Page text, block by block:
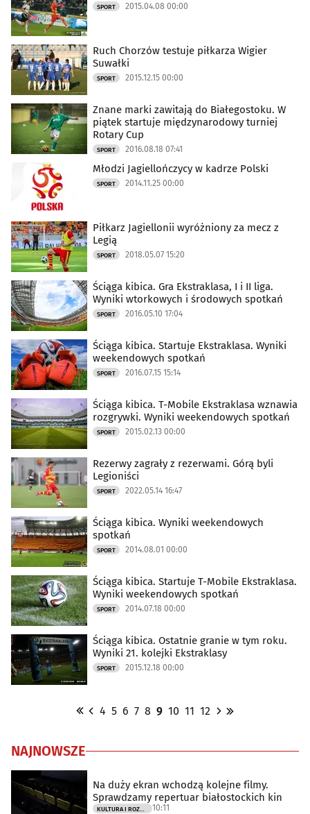
SPORT 2015.04.08 00:00
Ruch Chorzów testuje piłkarza Wigier
Suwałki
SPORT 2015.12.15 00:00
Znane marki zawitają do Białegostoku. W
piątek startuje międzynarodowy turniej
Rotary Cup
SPORT 2016.08.18 07:41
Młodzi Jagiellończycy w kadrze Polski
SPORT 2014.11.25 00:00
Piłkarz Jagiellonii wyróżniony za mecz z
Legią
SPORT 2018.05.07 15:20
Ściąga kibica. Gra Ekstraklasa, I i II liga.
Wyniki wtorkowych i środowych spotkań
SPORT 2016.05.10 17:04
Ściąga kibica. Startuje Ekstraklasa. Wyniki
weekendowych spotkań
SPORT 2016.07.15 15:14
Ściąga kibica. T-Mobile Ekstraklasa wznawia
rozgrywki. Wyniki weekendowych spotkań
SPORT 2015.02.13 00:00
Rezerwy zagrały z rezerwami. Górą byli
Legioniści
SPORT 2022.05.14 16:47
Ściąga kibica. Wyniki weekendowych
spotkań
SPORT 2014.08.01 00:00
Ściąga kibica. Startuje T-Mobile Ekstraklasa.
Wyniki weekendowych spotkań
SPORT 2014.07.18 00:00
Ściąga kibica. Ostatnie granie w tym roku.
Wyniki 21. kolejki Ekstraklasy
SPORT 2015.12.18 00:00
4 5 6 7 8 9 10 11 12
NAJNOWSZE
Na duży ekran wchodzą kolejne filmy.
Sprawdzamy repertuar białostockich kin
10:11